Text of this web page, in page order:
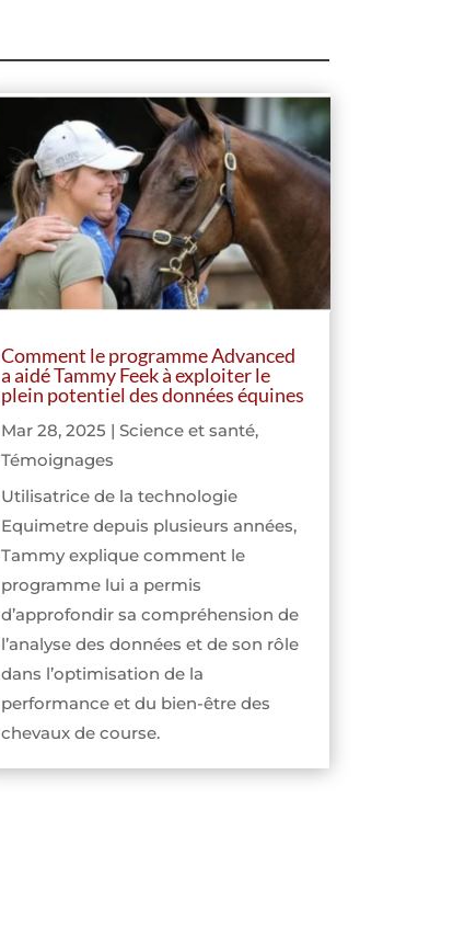
Comment le programme Advanced
a aidé Tammy Feek à exploiter le
plein potentiel des données équines
Mar 28, 2025 | Science et santé,
Témoignages
Utilisatrice de la technologie
Equimetre depuis plusieurs années,
Tammy explique comment le
programme lui a permis
d’approfondir sa compréhension de
l’analyse des données et de son rôle
dans l’optimisation de la
performance et du bien-être des
chevaux de course.